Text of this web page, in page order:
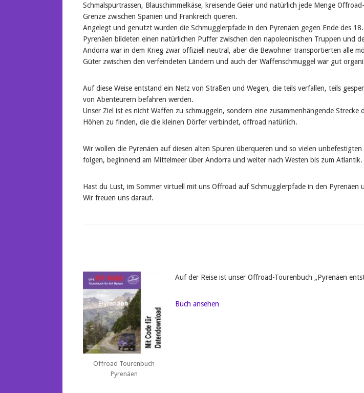
Schmalspurtrassen, Blauschimmelkäse, kreisende Geier und natürlich jede Menge
Grenze zwischen Spanien und Frankreich queren.
Angelegt und genutzt wurden die Schmugglerpfade in den Pyrenäen gegen Ende des
Pyrenäen bildeten einen natürlichen Puffer zwischen den napoleonischen Truppen und
Andorra war in dem Krieg zwar offiziell neutral, aber die Bewohner transportierten alle
Güter zwischen den verfeindeten Ländern und auch der Waffenschmuggel war gut
Auf diese Weise entstand ein Netz von Straßen und Wegen, die teils verfallen, teils
von Abenteurern befahren werden.
Unser Ziel ist es nicht Waffen zu schmuggeln, sondern eine zusammenhängende Strecke
Höhen zu finden, die die kleinen Dörfer verbindet, offroad natürlich.
Wir wollen die Pyrenäen auf diesen alten Spuren überqueren und so vielen unbefestigten
folgen, beginnend am Mittelmeer über Andorra und weiter nach Westen bis zum Atlantik.
Hast du Lust, im Sommer virtuell mit uns Offroad auf Schmugglerpfade in den Pyrenäen
Wir freuen uns darauf.
Offroad Tourenbuch
Pyrenäen
Auf der Reise ist unser Offroad-Tourenbuch „Pyrenäen
Buch ansehen